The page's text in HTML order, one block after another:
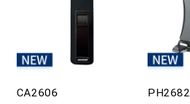
CA2606
PH2682